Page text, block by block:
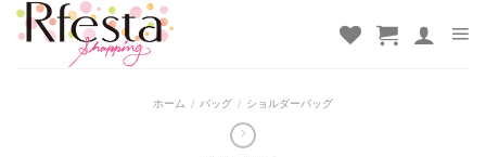
Skip
ホーム / バッグ / ショルダーバッグ